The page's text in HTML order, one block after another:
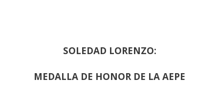
SOLEDAD LORENZO:
MEDALLA DE HONOR DE LA AEPE